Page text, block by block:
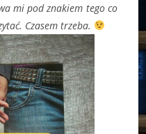
mi pod znakiem tego co
Czasem trzeba.